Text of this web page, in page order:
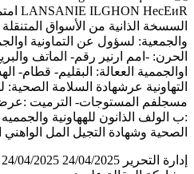
إدارة التحرير 24/04/2025
24/04/2025